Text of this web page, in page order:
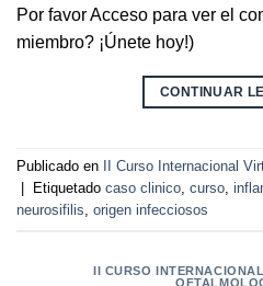
Por favor Acceso para ver el
miembro? ¡Únete hoy!)
CONTINUAR
Publicado en
II Curso Internacional
Etiquetado caso clinico, curso,
neurosifilis, origen infecciosos
II CURSO